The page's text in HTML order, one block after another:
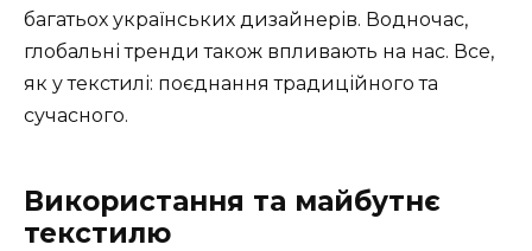
багатьох українських дизайнерів. Водночас,
глобальні тренди також впливають на нас. Все,
як у текстилі: поєднання традиційного та
сучасного.
Використання та майбутнє
текстилю